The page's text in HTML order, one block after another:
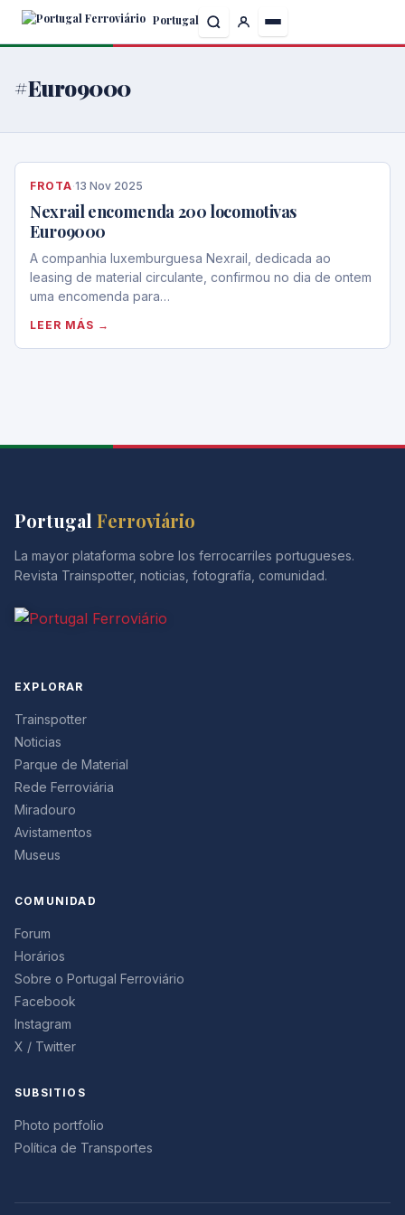
Skip
content
Portugal
#Euro9000
FROTA·13 Nov 2025
Nexrail encomenda 200 locomotivas
Euro9000
A companhia luxemburguesa Nexrail, dedicada ao
leasing de material circulante, confirmou no dia de ontem
uma encomenda para…
LEER MÁS →
Portugal Ferroviário
La mayor plataforma sobre los ferrocarriles portugueses.
Revista Trainspotter, noticias, fotografía, comunidad.
EXPLORAR
Trainspotter
Noticias
Parque de Material
Rede Ferroviária
Miradouro
Avistamentos
Museus
COMUNIDAD
Forum
Horários
Sobre o Portugal Ferroviário
Facebook
Instagram
X / Twitter
SUBSITIOS
Photo portfolio
Política de Transportes